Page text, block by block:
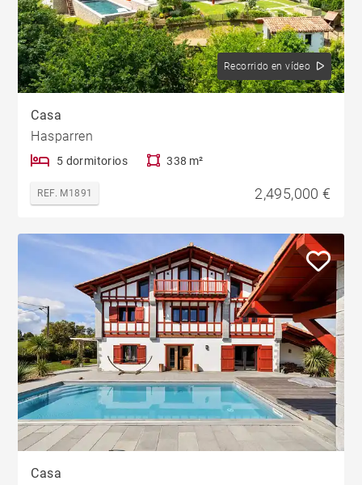
Recorrido en vídeo
Casa
Hasparren
5 dormitorios 338 m²
REF. M1891 2,495,000 €
Casa